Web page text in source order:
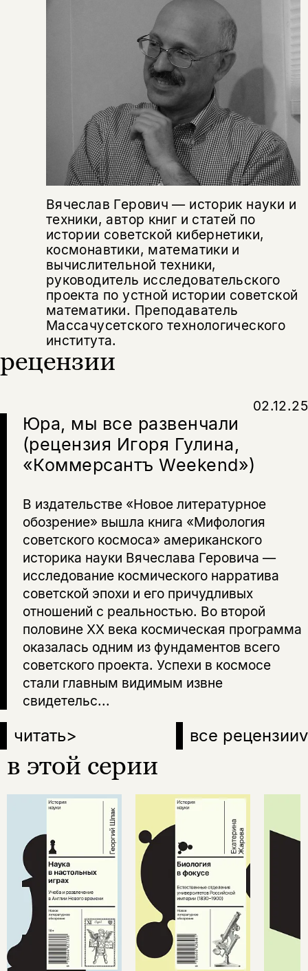
Вячеслав Герович — историк науки и
техники, автор книг и статей по
истории советской кибернетики,
космонавтики, математики и
вычислительной техники,
руководитель исследовательского
проекта по устной истории советской
математики. Преподаватель
Массачусетского технологического
института.
рецензии
Юра, мы все развенчали
(рецензия Игоря Гулина,
«Коммерсантъ Weekend»)
02.12.25
В издательстве «Новое литературное
обозрение» вышла книга «Мифология
советского космоса» американского
историка науки Вячеслава Геровича —
исследование космического нарратива
советской эпохи и его причудливых
отношений с реальностью. Во второй
половине ХХ века космическая программа
оказалась одним из фундаментов всего
советского проекта. Успехи в космосе
стали главным видимым извне
свидетельс...
читать> все рецензииv
в этой серии
ВконтактеТелеграм Дзен